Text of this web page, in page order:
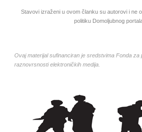
Stavovi izraženi u ovom članku su autorovi i ne
politiku Domoljubnog
Ovaj materijal sufinanciran je sredstvima Fonda za
raznovrsnosti elektroničkih medija.